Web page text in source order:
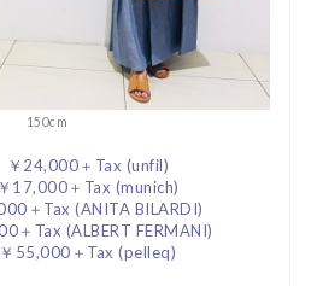
150cm
24,000＋Tax (unfil)
17,000＋Tax (munich)
＋Tax (ANITA BILARDI)
＋Tax (ALBERT FERMANI)
55,000＋Tax (pelleq)